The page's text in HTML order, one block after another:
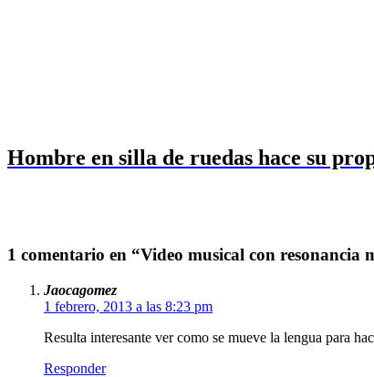
Hombre en silla de ruedas hace su
1 comentario en “Video musical con resonancia
Jaocagomez
1 febrero, 2013 a las 8:23 pm
Resulta interesante ver como se mueve la lengua para
Responder